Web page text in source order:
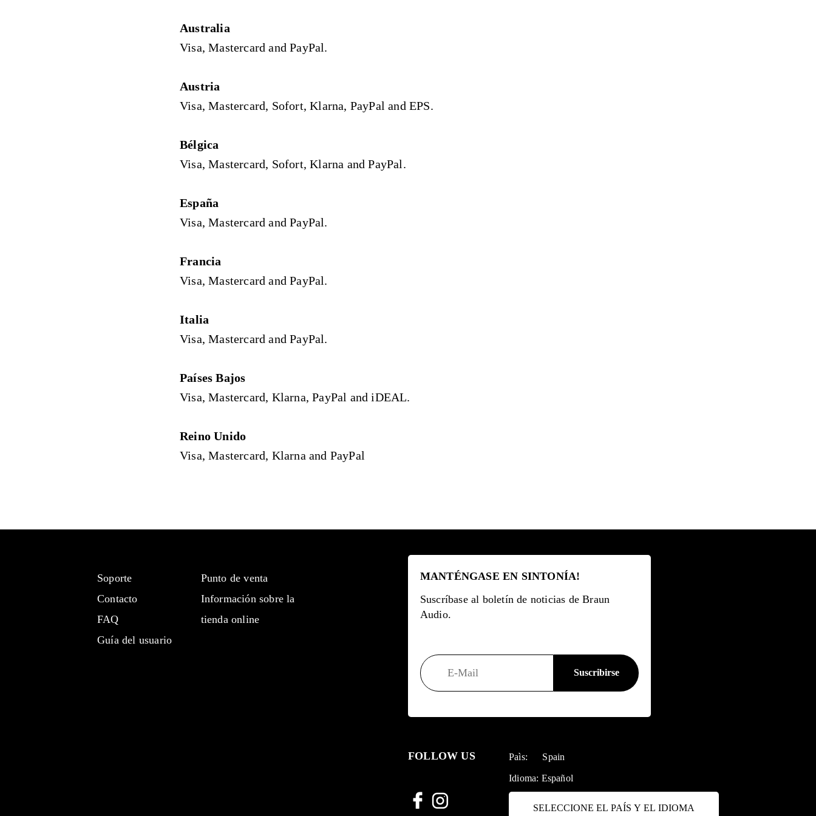
Australia
Visa, Mastercard and PayPal.
Austria
Visa, Mastercard, Sofort, Klarna, PayPal and EPS.
Bélgica
Visa, Mastercard, Sofort, Klarna and PayPal.
España
Visa, Mastercard and PayPal.
Francia
Visa, Mastercard and PayPal.
Italia
Visa, Mastercard and PayPal.
Países Bajos
Visa, Mastercard, Klarna, PayPal and iDEAL.
Reino Unido
Visa, Mastercard, Klarna and PayPal
Soporte
Contacto
FAQ
Guía del usuario
Punto de venta
Información sobre la
tienda online
MANTÉNGASE EN SINTONÍA!
Suscríbase al boletín de noticias de Braun
Audio.
FOLLOW US Paìs: Spain
Idioma: Español
SELECCIONE EL PAÍS Y EL IDIOMA